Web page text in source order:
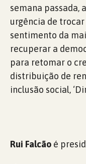
semana passada,
urgência de
sentimento da
recuperar a
para retomar o
distribuição de
inclusão social,
Rui Falcão é